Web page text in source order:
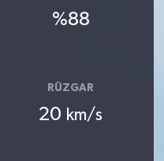
%88
RÜZGAR
20 km/s